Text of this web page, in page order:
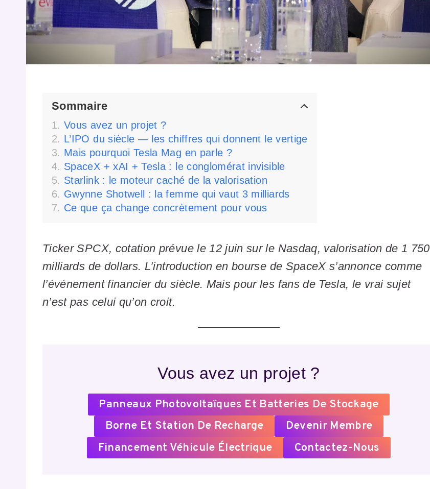
Sommaire
Vous avez un projet ?
L’IPO du siècle — les chiffres qui donnent le vertige
Mais pourquoi Tesla Mag en parle ?
SpaceX + xAI + Tesla : le conglomérat invisible
Starlink : le moteur caché de la valorisation
Gwynne Shotwell : la femme qui vaut 3 milliards
Ce que ça change concrètement pour vous
Ticker SPCX, cotation prévue le 12 juin sur le Nasdaq, valorisation de 1 750
milliards de dollars. L’introduction en bourse de SpaceX s’annonce comme
l’événement financier du siècle. Mais pour les fans de Tesla, le vrai sujet
n’est pas celui qu’on croit.
Vous avez un projet ?
Panneaux Photovoltaïques Et Batteries De Stockage
Borne Et Station De Recharge
Devenir Membre
Financement Véhicule Électrique
Contactez-Nous